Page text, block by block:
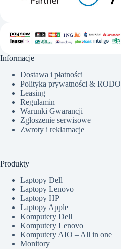
Informacje
Dostawa i płatności
Polityka prywatności & RODO
Leasing
Regulamin
Warunki Gwarancji
Zgłoszenie serwisowe
Zwroty i reklamacje
Produkty
Laptopy Dell
Laptopy Lenovo
Laptopy HP
Laptopy Apple
Komputery Dell
Komputery Lenovo
Komputery AIO – All in one
Monitory